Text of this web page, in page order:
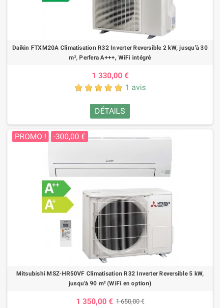
Daikin FTXM20A Climatisation R32 Inverter Reversible 2 kW, jusqu'à 30
m², Perfera A+++, WiFi intégré
1 330,00 €
1 avis
DÉTAILS
PROMO ! -300,00 €
Mitsubishi MSZ-HR50VF Climatisation R32 Inverter Reversible 5 kW,
jusqu'à 90 m² (WiFi en option)
1 350,00 € 1 650,00 €